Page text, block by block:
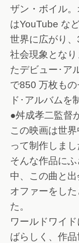
ザン・ボイル
はYouTube な
世界に広がり、
社会現象とな
たデビュー･ア
で850 万枚も
ド･アルバムを
●舛成孝二監督
この映画は世
って制作しまし
そんな作品に
中、この曲と
オファーをし
た。
ワールドワイ
ばらしく、作